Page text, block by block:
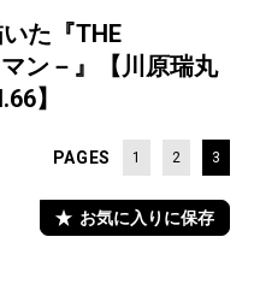
た『THE
ン－』【川原瑞丸
】
PAGES 1 2 3
お気に入りに保存